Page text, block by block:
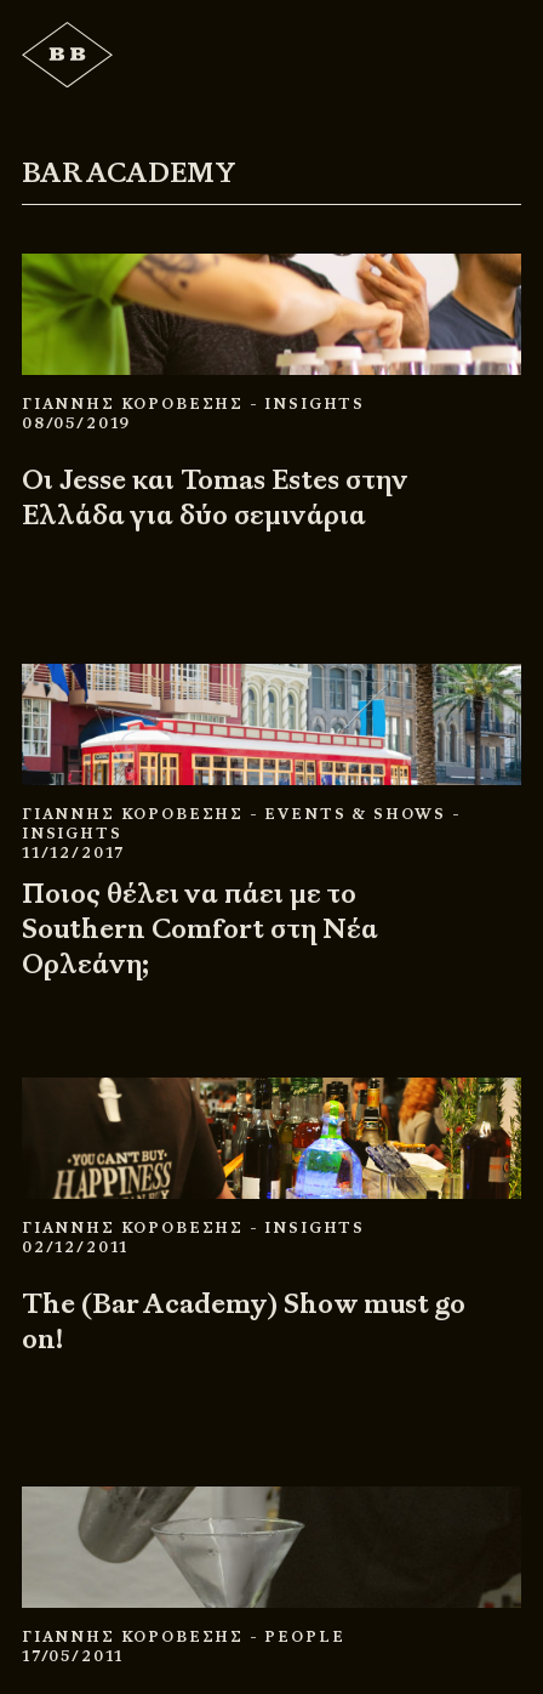
BAR ACADEMY
ΓΙΑΝΝΗΣ ΚΟΡΟΒΕΣΗΣ - INSIGHTS
08/05/2019
Οι Jesse και Tomas Estes στην
Ελλάδα για δύο σεμινάρια
ΓΙΑΝΝΗΣ ΚΟΡΟΒΕΣΗΣ - EVENTS & SHOWS -
INSIGHTS
11/12/2017
Ποιος θέλει να πάει με το
Southern Comfort στη Νέα
Ορλεάνη;
ΓΙΑΝΝΗΣ ΚΟΡΟΒΕΣΗΣ - INSIGHTS
02/12/2011
The (Bar Academy) Show must go
on!
ΓΙΑΝΝΗΣ ΚΟΡΟΒΕΣΗΣ - PEOPLE
17/05/2011